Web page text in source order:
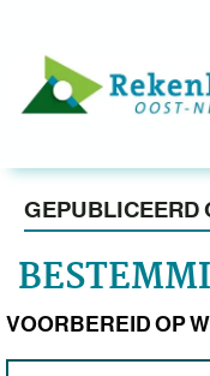
GEPUBLICEERD
VOORBEREID OP